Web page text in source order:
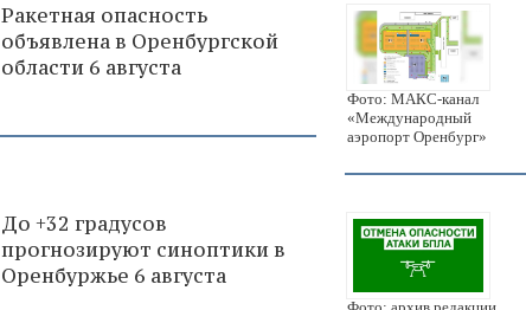
Ракетная опасность
объявлена в Оренбургской
области 6 августа
Фото: МАКС-канал
«Международный
аэропорт Оренбург»
До +32 градусов
прогнозируют синоптики в
Оренбуржье 6 августа